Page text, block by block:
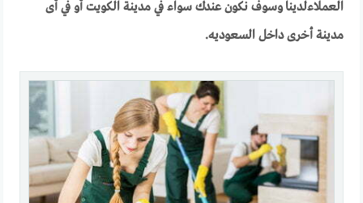
العملاءلدينا وسوف نكون عندك سواء في مدينة الكويت أو في أى
مدينة أخرى داخل السعوديه.